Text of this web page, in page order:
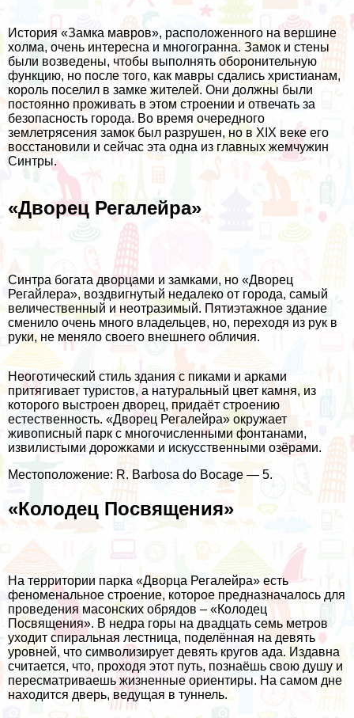
История «Замка мавров», расположенного на вершине
холма, очень интересна и многогранна. Замок и стены
были возведены, чтобы выполнять оборонительную
функцию, но после того, как мавры сдались христианам,
король поселил в замке жителей. Они должны были
постоянно проживать в этом строении и отвечать за
безопасность города. Во время очередного
землетрясения замок был разрушен, но в XIX веке его
восстановили и сейчас эта одна из главных жемчужин
Синтры.
«Дворец Регалейра»
Синтра богата дворцами и замками, но «Дворец
Регайлера», воздвигнутый недалеко от города, самый
величественный и неотразимый. Пятиэтажное здание
сменило очень много владельцев, но, переходя из рук в
руки, не меняло своего внешнего обличия.
Неоготический стиль здания с пиками и арками
притягивает туристов, а натуральный цвет камня, из
которого выстроен дворец, придаёт строению
естественность. «Дворец Регалейра» окружает
живописный парк с многочисленными фонтанами,
извилистыми дорожками и искусственными озёрами.
Местоположение: R. Barbosa do Bocage — 5.
«Колодец Посвящения»
На территории парка «Дворца Регалейра» есть
феноменальное строение, которое предназначалось для
проведения масонских обрядов – «Колодец
Посвящения». В недра горы на двадцать семь метров
уходит спиральная лестница, поделённая на девять
уровней, что символизирует девять кругов ада. Издавна
считается, что, проходя этот путь, познаёшь свою душу и
пересматриваешь жизненные ориентиры. На самом дне
находится дверь, ведущая в туннель.